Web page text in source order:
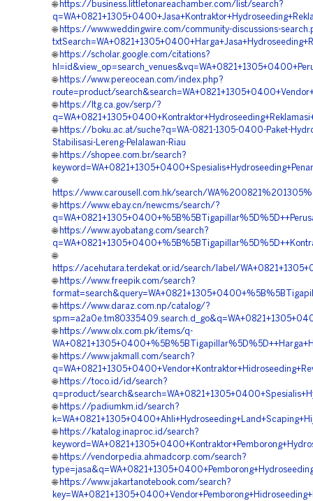
🌐 https://business.littletonareachamber.com/list/search?
🌐 https://www.weddingwire.com/community-discussions-
🌐 https://scholar.google.com/citations?
🌐 https://www.pereocean.com/index.php?
route=product/
🌐 https://ltg.ca.gov/serp/?
🌐 https://boku.ac.at/suche?q=WA-0821-1305-0400-Paket-
Stabilisasi-Lereng-Pelalawan-Riau
🌐 https://shopee.com.br/search?
🌐
https://www.carousell.com.hk/search/
🌐 https://www.ebay.cn/newcms/search/?
🌐 https://www.ayobatang.com/search?
🌐
https://acehutara.terdekat.or.id/search/label/
🌐 https://www.freepik.com/search?
🌐 https://www.daraz.com.np/catalog/?
🌐 https://www.olx.com.pk/items/q-
🌐 https://www.jakmall.com/search?
🌐 https://toco.id/id/search?
q=product/
🌐 https://padiumkm.id/search?
🌐 https://katalog.inaproc.id/search?
🌐 https://vendorpedia.ahmadcorp.com/search?
🌐 https://www.jakartanotebook.com/search?